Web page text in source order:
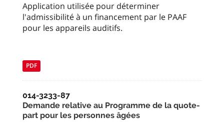
Application utilisée pour déterminer
l'admissibilité à un financement par le PAAF
pour les appareils auditifs.
PDF
014-3233-87
Demande relative au Programme de la quote-
part pour les personnes âgées